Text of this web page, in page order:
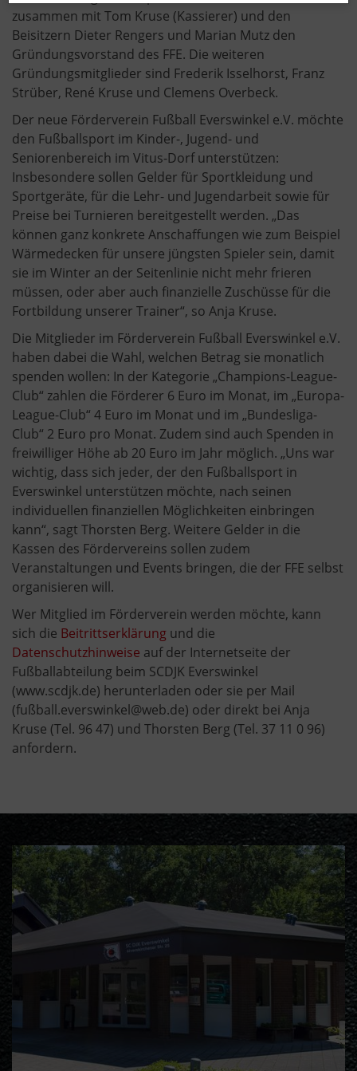
zusammen mit Tom Kruse (Kassierer) und den
Beisitzern Dieter Rengers und Marian Mutz den
Gründungsvorstand des FFE. Die weiteren
Gründungsmitglieder sind Frederik Isselhorst, Franz
Strüber, René Kruse und Clemens Overbeck.
Der neue Förderverein Fußball Everswinkel e.V. möchte
den Fußballsport im Kinder-, Jugend- und
Seniorenbereich im Vitus-Dorf unterstützen:
Insbesondere sollen Gelder für Sportkleidung und
Sportgeräte, für die Lehr- und Jugendarbeit sowie für
Preise bei Turnieren bereitgestellt werden. „Das
können ganz konkrete Anschaffungen wie zum Beispiel
Wärmedecken für unsere jüngsten Spieler sein, damit
sie im Winter an der Seitenlinie nicht mehr frieren
müssen, oder aber auch finanzielle Zuschüsse für die
Fortbildung unserer Trainer“, so Anja Kruse.
Die Mitglieder im Förderverein Fußball Everswinkel e.V.
haben dabei die Wahl, welchen Betrag sie monatlich
spenden wollen: In der Kategorie „Champions-League-
Club“ zahlen die Förderer 6 Euro im Monat, im „Europa-
League-Club“ 4 Euro im Monat und im „Bundesliga-
Club“ 2 Euro pro Monat. Zudem sind auch Spenden in
freiwilliger Höhe ab 20 Euro im Jahr möglich. „Uns war
wichtig, dass sich jeder, der den Fußballsport in
Everswinkel unterstützen möchte, nach seinen
individuellen finanziellen Möglichkeiten einbringen
kann“, sagt Thorsten Berg. Weitere Gelder in die
Kassen des Fördervereins sollen zudem
Veranstaltungen und Events bringen, die der FFE selbst
organisieren will.
Wer Mitglied im Förderverein werden möchte, kann
sich die Beitrittserklärung und die
Datenschutzhinweise auf der Internetseite der
Fußballabteilung beim SCDJK Everswinkel
(www.scdjk.de) herunterladen oder sie per Mail
(fußball.everswinkel@web.de) oder direkt bei Anja
Kruse (Tel. 96 47) und Thorsten Berg (Tel. 37 11 0 96)
anfordern.